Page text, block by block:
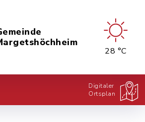
28 °C
Digitaler
Ortsplan